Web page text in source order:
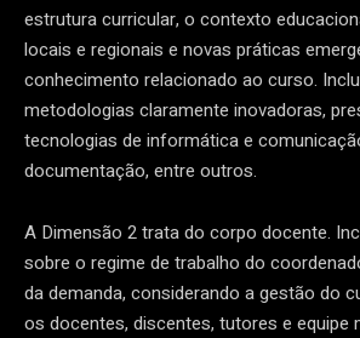
estrutura curricular, o contexto
locais e regionais e novas práticas
conhecimento relacionado ao curso.
metodologias claramente inovadoras,
tecnologias de informática e
documentação, entre outros.
A Dimensão 2 trata do corpo docente.
sobre o regime de trabalho do
da demanda, considerando a gestão do
os docentes, discentes, tutores e equipe